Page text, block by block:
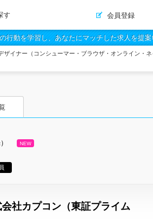
す 会員登録
行動を学習し、あなたにマッチした求人を提案
ザイナー（コンシューマー・ブラウザ・オンライン・ネ
NEW
社カプコン（東証プライム